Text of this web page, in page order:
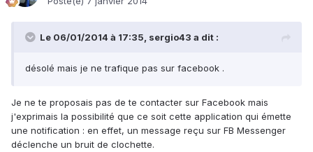
Le 06/01/2014 à 17:35, sergio43 a dit :
désolé mais je ne trafique pas sur facebook .
Je ne te proposais pas de te contacter sur Facebook mais
j'exprimais la possibilité que ce soit cette application qui émette
une notification : en effet, un message reçu sur FB Messenger
déclenche un bruit de clochette.